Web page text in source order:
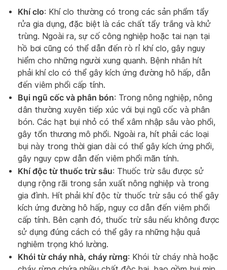
Khí clo: Khí clo thường có trong các sản phẩm tẩy
rửa gia dụng, đặc biệt là các chất tẩy trắng và khử
trùng. Ngoài ra, sự cố công nghiệp hoặc tai nạn tại
hồ bơi cũng có thể dẫn đến rò rỉ khí clo, gây nguy
hiểm cho những người xung quanh. Bệnh nhân hít
phải khí clo có thể gây kích ứng đường hô hấp, dẫn
đến viêm phổi cấp tính.
Bụi ngũ cốc và phân bón: Trong nông nghiệp, nông
dân thường xuyên tiếp xúc với bụi ngũ cốc và phân
bón. Các hạt bụi nhỏ có thể xâm nhập sâu vào phổi,
gây tổn thương mô phổi. Ngoài ra, hít phải các loại
bụi này trong thời gian dài có thể gây kích ứng phổi,
gây nguy cpw dẫn đến viêm phổi mãn tính.
Khí độc từ thuốc trừ sâu: Thuốc trừ sâu được sử
dụng rộng rãi trong sản xuất nông nghiệp và trong
gia đình. Hít phải khí độc từ thuốc trừ sâu có thể gây
kích ứng đường hô hấp, nguy cơ dẫn đến viêm phổi
cấp tính. Bên cạnh đó, thuốc trừ sâu nếu không được
sử dụng đúng cách có thể gây ra những hậu quả
nghiêm trọng khó lường.
Khói từ cháy nhà, cháy rừng: Khói từ cháy nhà hoặc